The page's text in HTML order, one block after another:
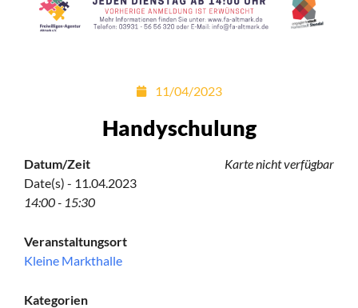
11/04/2023
Handyschulung
Karte nicht verfügbar
Datum/Zeit
Date(s) - 11.04.2023
14:00 - 15:30
Veranstaltungsort
Kleine Markthalle
Kategorien